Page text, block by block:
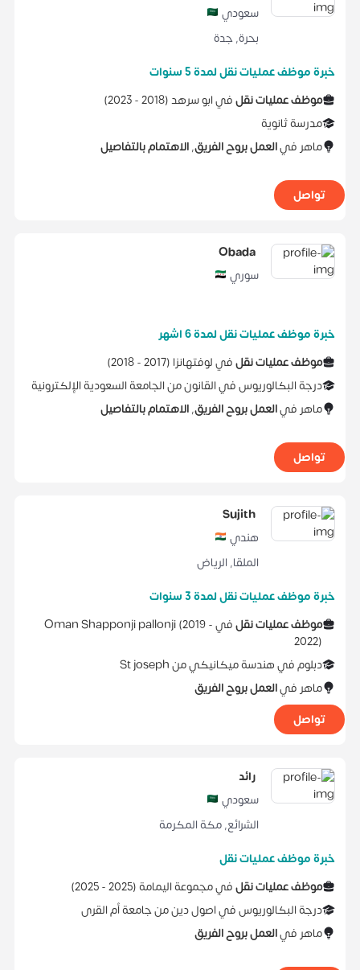
سعودي
بحرة,جدة
خبرة موظف عمليات نقل لمدة 5 سنوات
موظف عمليات نقلفيابو سرهد(
2018 -
2023
)
مدرسة ثانوية
ماهر فيالعمل بروح الفريق,الاهتمام بالتفاصيل
تواصل
Obada
سوري
خبرة موظف عمليات نقل لمدة 6 اشهر
موظف عمليات نقلفيلوفتهانزا (
2017 -
2018
)
درجة البكالوريوسفيالقانونمنالجامعة السعودية الإلكترونية
ماهر فيالعمل بروح الفريق,الاهتمام بالتفاصيل
تواصل
Sujith
هندي
الملقا, الرياض
خبرة موظف عمليات نقل لمدة 3 سنوات
موظف عمليات نقلفي Oman Shapponji pallonji(2019 -
2022)
دبلومفيهندسة ميكانيكيمنSt joseph
ماهر فيالعمل بروح الفريق
تواصل
رائد
سعودي
الشرائع,مكة المكرمة
خبرة موظف عمليات نقل
موظف عمليات نقلفيمجموعة اليمامة(
2025 -
2025
)
درجة البكالوريوسفياصول دينمنجامعة أم القرى
ماهر فيالعمل بروح الفريق